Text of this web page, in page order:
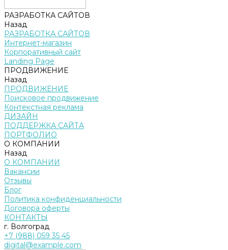
РАЗРАБОТКА САЙТОВ
Назад
РАЗРАБОТКА САЙТОВ
Интернет-магазин
Корпоративный сайт
Landing Page
ПРОДВИЖЕНИЕ
Назад
ПРОДВИЖЕНИЕ
Поисковое продвижение
Контекстная реклама
ДИЗАЙН
ПОДДЕРЖКА САЙТА
ПОРТФОЛИО
О КОМПАНИИ
Назад
О КОМПАНИИ
Вакансии
Отзывы
Блог
Политика конфиденциальности
Договора оферты
КОНТАКТЫ
г. Волгоград
+7 (988) 059 35 45
digital@example.com